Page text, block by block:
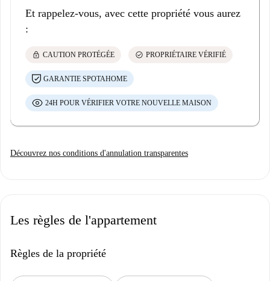
Et rappelez-vous, avec cette propriété vous aurez
:
lock CAUTION PROTÉGÉE check_circle PROPRIÉTAIRE VÉRIFIÉ
GARANTIE SPOTAHOME
24H POUR VÉRIFIER VOTRE NOUVELLE MAISON
Découvrez nos conditions d'annulation transparentes
Les règles de l'appartement
Règles de la propriété